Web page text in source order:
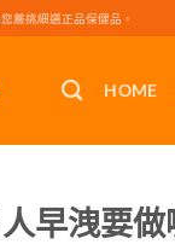
嚴挑細選正品保健品。
HOME
早洩要